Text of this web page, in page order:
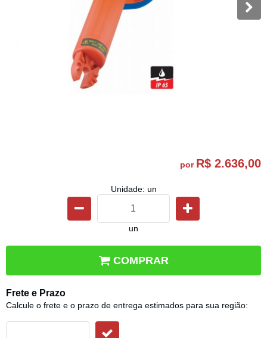
por R$ 2.636,00
Unidade: un
un
COMPRAR
Frete e Prazo
Calcule o frete e o prazo de entrega estimados para sua região: